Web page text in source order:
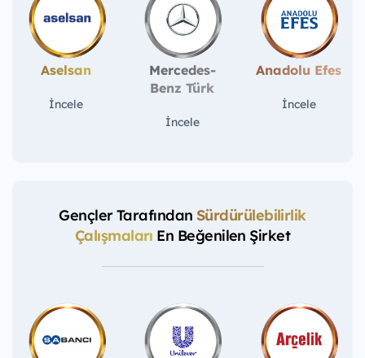
Aselsan
İncele
Mercedes-
Benz Türk
İncele
Anadolu Efes
İncele
Gençler Tarafından Sürdürülebilirlik
Çalışmaları En Beğenilen Şirket